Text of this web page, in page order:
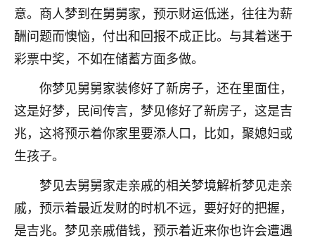
意。商人梦到在舅舅家，预示财运低迷，往往为薪
酬问题而懊恼，付出和回报不成正比。与其着迷于
彩票中奖，不如在储蓄方面多做。
你梦见舅舅家装修好了新房子，还在里面住，
这是好梦，民间传言，梦见修好了新房子，这是吉
兆，这将预示着你家里要添人口，比如，聚媳妇或
生孩子。
梦见去舅舅家走亲戚的相关梦境解析梦见走亲
戚，预示着最近发财的时机不远，要好好的把握，
是吉兆。梦见亲戚借钱，预示着近来你也许会遭遇
3小时前 来自河北 16
付深
我是公司人事调整，有升迁机会，但同时竞争的我们
三个，找老师的时候是抱着侥幸心理，没想到老师看
着我晋升有望，我半信半疑的按照老师建议，做了化
太岁还有一个发钱粮，本来年前的人事调整，拖到年
后，我以为都没戏了，结果开年一上班，开会提拔升
职第一个就是我，职务无所谓，主要是底薪加了
3000，非常开心，无论如何，感恩感谢！🙏🏻
鹿森 ：恭喜升职加薪！！，请客吗？�
12小时前 来自北京 32